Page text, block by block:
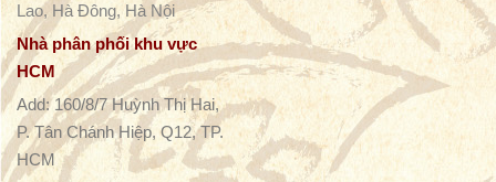
Lao, Hà Đông, Hà Nội
Nhà phân phối khu vực
HCM
Add: 160/8/7 Huỳnh Thị Hai,
P. Tân Chánh Hiệp, Q12, TP.
HCM